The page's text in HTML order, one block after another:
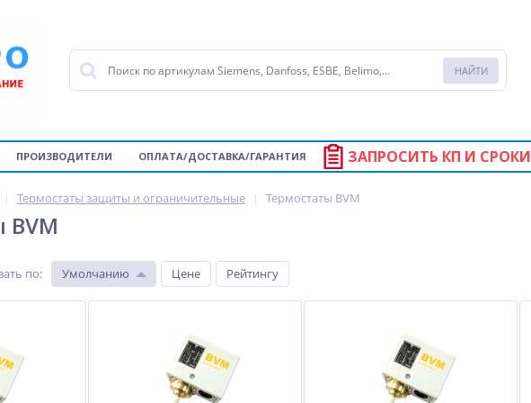
ПРОИЗВОДИТЕЛИ ОПЛАТА/ДОСТАВКА/ГАРАНТИЯ ЗАПРОСИТЬ КП И СРОКИ
Термостаты защиты и ограничительные Термостаты BVM
BVM
по: Умолчанию Цене Рейтингу